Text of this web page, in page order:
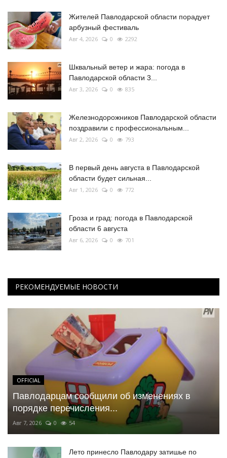
Жителей Павлодарской области порадует
арбузный фестиваль
Авг 4, 2026 0 2292
Шквальный ветер и жара: погода в
Павлодарской области 3...
Авг 3, 2026 0 835
Железнодорожников Павлодарской области
поздравили с профессиональным...
Авг 2, 2026 0 793
В первый день августа в Павлодарской
области будет сильная...
Авг 1, 2026 0 772
Гроза и град: погода в Павлодарской
области 6 августа
Авг 6, 2026 0 701
РЕКОМЕНДУЕМЫЕ НОВОСТИ
OFFICIAL
Павлодарцам сообщили об изменениях в
порядке перечисления...
Авг 7, 2026 0 54
Лето принесло Павлодару затишье по